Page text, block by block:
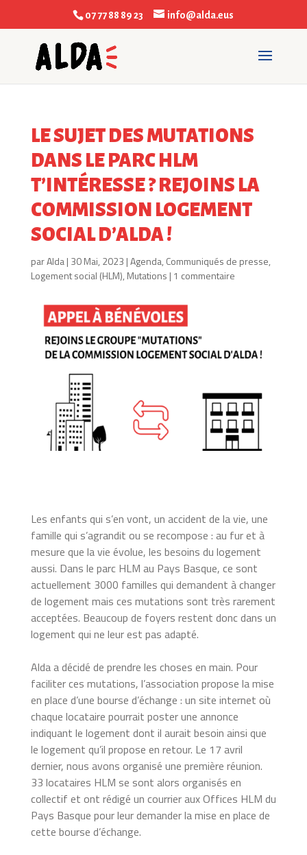
07 77 88 89 23 info@alda.eus
LE SUJET DES MUTATIONS
DANS LE PARC HLM
T’INTÉRESSE ? REJOINS LA
COMMISSION LOGEMENT
SOCIAL D’ALDA !
parAlda| 30 Mai, 2023 |Agenda, Communiqués de presse,
Logement social (HLM), Mutations | 1 commentaire
Les enfants qui s’en vont, un accident de la vie, une
famille qui s’agrandit ou se recompose : au fur et à
mesure que la vie évolue, les besoins du logement
aussi. Dans le parc HLM au Pays Basque, ce sont
actuellement 3000 familles qui demandent à changer
de logement mais ces mutations sont très rarement
acceptées. Beaucoup de foyers restent donc dans un
logement qui ne leur est pas adapté.
Alda a décidé de prendre les choses en main. Pour
faciliter ces mutations, l’association propose la mise
en place d’une bourse d’échange : un site internet où
chaque locataire pourrait poster une annonce
indiquant le logement dont il aurait besoin ainsi que
le logement qu’il propose en retour. Le 17 avril
dernier, nous avons organisé une première réunion.
33 locataires HLM se sont alors organisés en
collectif et ont rédigé un courrier aux Offices HLM du
Pays Basque pour leur demander la mise en place de
cette bourse d’échange.